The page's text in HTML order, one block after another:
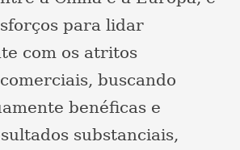
para lidar
com os atritos
buscando
benéficas e
substanciais,